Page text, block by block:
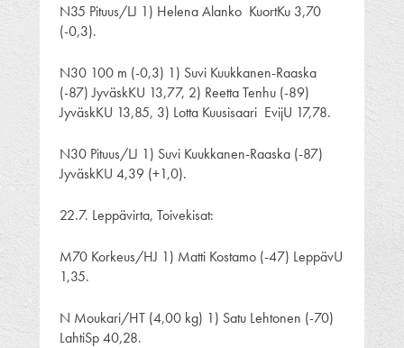
N35 Pituus/LJ 1) Helena Alanko KuortKu 3,70
(-0,3).
N30 100 m (-0,3) 1) Suvi Kuukkanen-Raaska
(-87) JyväskKU 13,77, 2) Reetta Tenhu (-89)
JyväskKU 13,85, 3) Lotta Kuusisaari EvijU 17,78.
N30 Pituus/LJ 1) Suvi Kuukkanen-Raaska (-87)
JyväskKU 4,39 (+1,0).
22.7. Leppävirta, Toivekisat:
M70 Korkeus/HJ 1) Matti Kostamo (-47) LeppävU
1,35.
N Moukari/HT (4,00 kg) 1) Satu Lehtonen (-70)
LahtiSp 40,28.